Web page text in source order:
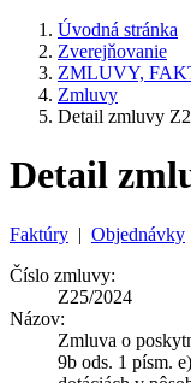
Úvodná stránka
Zverejňovanie
ZMLUVY,
Zmluvy
Detail zmluvy
Detail
Faktúry | Objednávky
Číslo zmluvy:
Z25/2024
Názov:
Zmluva o
9b ods. 1 písm.